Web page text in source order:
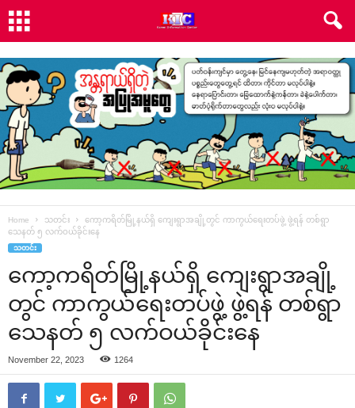
Home သတင်း
ကော့ကရိတ်မြို့နယ်ရှိ ကျေးရွာအချို့တွင် ကာကွယ်ရေးတပ်ဖွဲ့ ဖွဲ့ရန် တစ်ရွာ
သေနတ် ၅ လက်ဝယ်ခိုင်းနေ
သတင်း
ကော့ကရိတ်မြို့နယ်ရှိ ကျေးရွာအချို့
တွင် ကာကွယ်ရေးတပ်ဖွဲ့ ဖွဲ့ရန် တစ်ရွာ
သေနတ် ၅ လက်ဝယ်ခိုင်းနေ
November 22, 2023 1264